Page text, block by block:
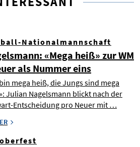
Nationalmannschaft
«Mega heiß» zur WM
als Nummer eins
mega heiß, die Jungs sind mega
Julian Nagelsmann blickt nach der
Entscheidung pro Neuer mit …